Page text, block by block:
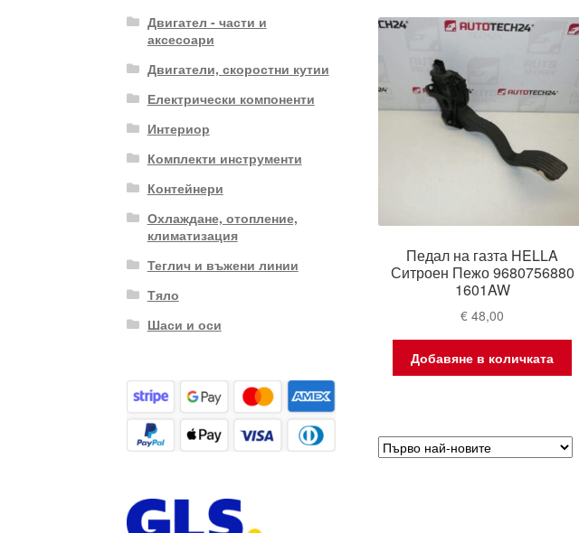
Педал на газта HELLA
Ситроен Пежо 9680756880
1601AW
€ 48,00
Добавяне в количката
Двигател - части и
аксесоари
Двигатели, скоростни кутии
Електрически компоненти
Интериор
Комплекти инструменти
Контейнери
Охлаждане, отопление,
климатизация
Теглич и въжени линии
Тяло
Шаси и оси